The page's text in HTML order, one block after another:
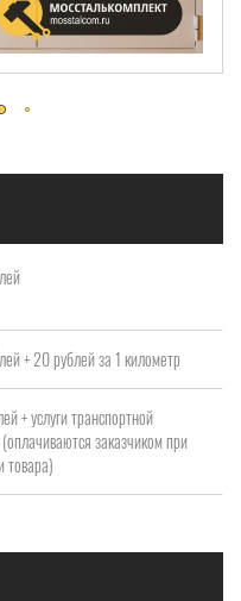
+ 20 рублей за 1 километр
+ услуги транспортной
заказчиком при
товара)